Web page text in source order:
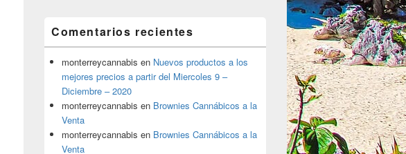
Comentarios recientes
monterreycannabis en Nuevos productos a los
mejores precios a partir del Miercoles 9 –
Diciembre – 2020
monterreycannabis en Brownies Cannábicos a la
Venta
monterreycannabis en Brownies Cannábicos a la
Venta